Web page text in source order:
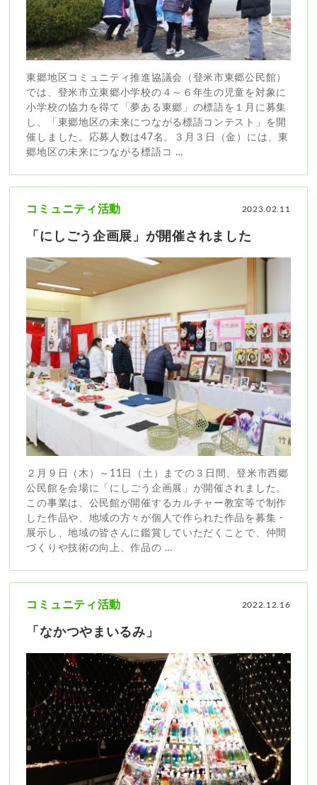
東郷地区コミュニティ推進協議会（登米市東郷公民館）
では、登米市立東郷小学校の４～６年生の児童を対象に
小学校の協力を得て「夢ある東郷」の標語を１月に募集
し、「東郷地区の未来につながる標語コンテスト」を開
催しました。応募人数は47名。３月３日（金）には、東
郷地区の未来につながる標語コ …
2023.02.11
コミュニティ活動
「にしごう企画展」が開催されました
２月９日（木）～11日（土）までの３日間、登米市西郷
公民館を会場に「にしごう企画展」が開催されました。
この事業は、公民館が開催するカルチャー教室等で制作
した作品や、地域の方々が個人で作られた作品を募集・
展示し、地域の皆さんに鑑賞していただくことで、仲間
づくりや技術の向上、作品の …
2022.12.16
コミュニティ活動
「なかつやまいるみ」